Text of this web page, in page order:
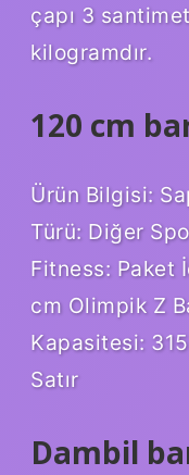
çapı 3
kilogramdır.
120 cm
Ürün Bilgisi:
Türü: Diğer
Fitness: Paket
cm Olimpik Z
Kapasitesi:
Satır
Dambil